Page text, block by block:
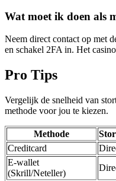
Wat moet ik doen als
Neem direct contact op met
en schakel 2FA in. Het
Pro Tips
Vergelijk de snelheid van
methode voor jou te kiezen.
Methode
Creditcard
E-wallet
(Skrill/Neteller)